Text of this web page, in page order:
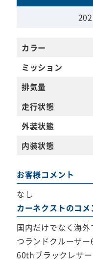
カラー
ミッション
排気量
走行状態
外装状態
内装状態
お客様コメント
なし
カーネクストのコメ
国内だけでなく海
つランドクルーザ
60thブラックレザ